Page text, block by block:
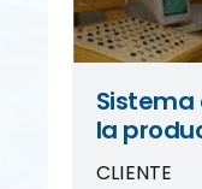
la
CLIENTE